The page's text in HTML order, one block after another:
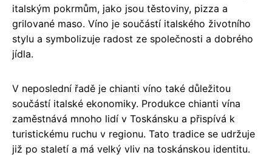
italským pokrmům, jako jsou těstoviny, pizza a
grilované maso. Víno je součástí italského životního
stylu a symbolizuje radost ze společnosti a dobrého
jídla.
V neposlední řadě je chianti víno také důležitou
součástí italské ekonomiky. Produkce chianti vína
zaměstnává mnoho lidí v Toskánsku a přispívá k
turistickému ruchu v regionu. Tato tradice se udržuje
již po staletí a má velký vliv na toskánskou identitu.